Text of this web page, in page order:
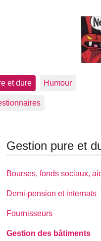
et dure Humour
Gestion pure et
Bourses, fonds sociaux,
Demi-pension et internats
Fournisseurs
Gestion des bâtiments